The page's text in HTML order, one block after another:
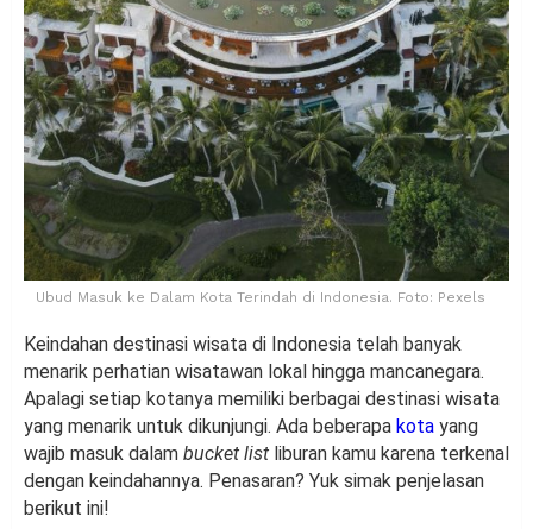
Ubud Masuk ke Dalam Kota Terindah di Indonesia. Foto: Pexels
Keindahan destinasi wisata di Indonesia telah banyak
menarik perhatian wisatawan lokal hingga mancanegara.
Apalagi setiap kotanya memiliki berbagai destinasi wisata
yang menarik untuk dikunjungi. Ada beberapa kota yang
wajib masuk dalam bucket list liburan kamu karena terkenal
dengan keindahannya. Penasaran? Yuk simak penjelasan
berikut ini!